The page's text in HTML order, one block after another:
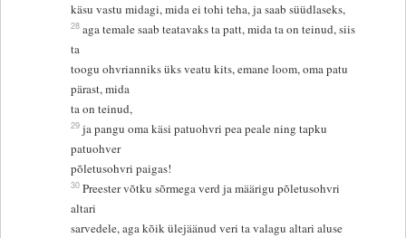
käsu vastu midagi, mida ei tohi teha, ja saab süüdlaseks,
28 aga temale saab teatavaks ta patt, mida ta on teinud, siis
ta
toogu ohvrianniks üks veatu kits, emane loom, oma patu
pärast, mida
ta on teinud,
29 ja pangu oma käsi patuohvri pea peale ning tapku
patuohver
põletusohvri paigas!
30 Preester võtku sõrmega verd ja määrigu põletusohvri
altari
sarvedele, aga kõik ülejäänud veri ta valagu altari aluse